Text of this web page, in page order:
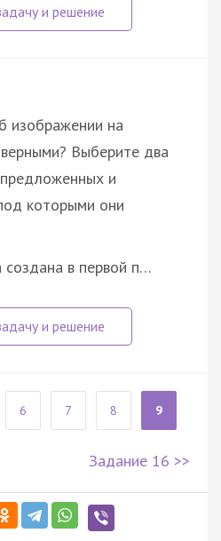
изображении на
Выберите два
и
которыми они
создана в первой п…
6 7 8 9
Задание 16 >>